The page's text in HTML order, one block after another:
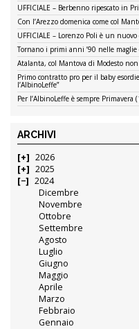
UFFICIALE – Berbenno ripescato in
Con l’Arezzo domenica come col
UFFICIALE – Lorenzo Poli è un
Tornano i primi anni ’90 nelle maglie
Atalanta, col Mantova di Modesto
Primo contratto pro per il baby
l’AlbinoLeffe”
Per l’AlbinoLeffe è sempre
ARCHIVI
2026
2025
2024
Dicembre
Novembre
Ottobre
Settembre
Agosto
Luglio
Giugno
Maggio
Aprile
Marzo
Febbraio
Gennaio